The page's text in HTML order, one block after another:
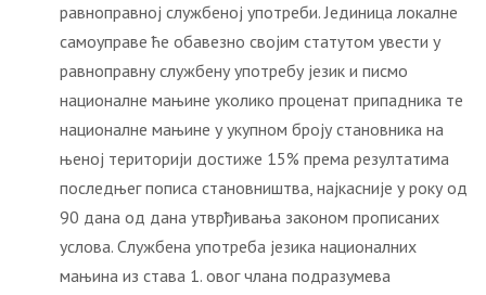
равноправној службеној употреби. Јединица локалне
самоуправе ће обавезно својим статутом увести у
равноправну службену употребу језик и писмо
националне мањине уколико проценат припадника те
националне мањине у укупном броју становника на
њеној територији достиже 15% према резултатима
последњег пописа становништва, најкасније у року од
90 дана од дана утврђивања законом прописаних
услова. Службена употреба језика националних
мањина из става 1. овог члана подразумева